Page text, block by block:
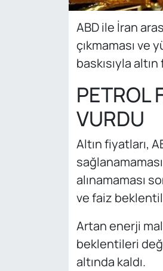
ABD ile İran
çıkmaması ve
baskısıyla
PETROL
VURDU
Altın fiyatları,
alınamaması
ve faiz
Artan enerji
beklentileri
altında kaldı.